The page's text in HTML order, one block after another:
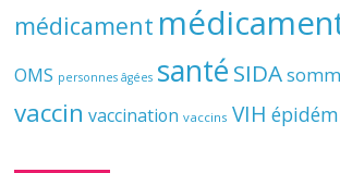
médicament
OMS personnes âgées santé SIDA
vaccin vaccination vaccins VIH